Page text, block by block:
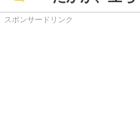
スポンサードリンク